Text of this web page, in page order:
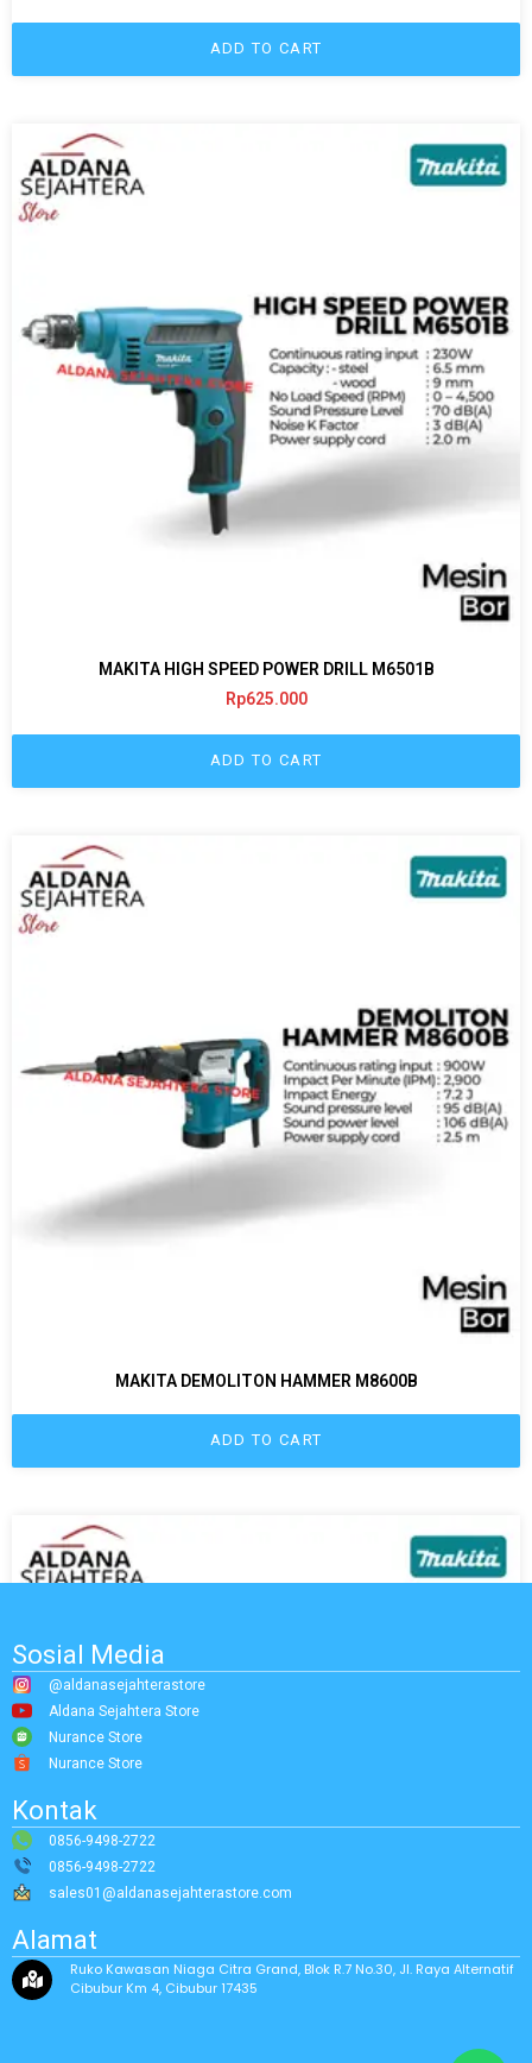
ADD TO CART
MAKITA HIGH SPEED POWER DRILL M6501B
Rp625.000
ADD TO CART
MAKITA DEMOLITON HAMMER M8600B
ADD TO CART
Sosial Media
@aldanasejahterastore
Aldana Sejahtera Store
Nurance Store
Nurance Store
Kontak
0856-9498-2722
0856-9498-2722
sales01@aldanasejahterastore.com
Alamat
Ruko Kawasan Niaga Citra Grand, Blok R.7 No.30, Jl. Raya Alternatif
Cibubur Km 4, Cibubur 17435